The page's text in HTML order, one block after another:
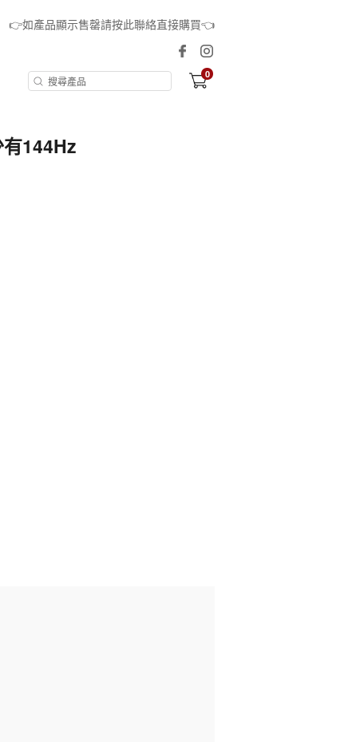
👉如產品顯示售罄請按此聯絡直接購買👈
0
144Hz